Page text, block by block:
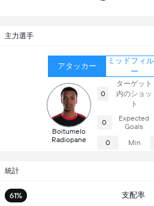
主力選手
アタッカー
ミッドフィ
ー
Boitumelo
Radiopane
0
ターゲット
内のショッ
ト
0
Expected
Goals
0 Min
統計
61% 支配率